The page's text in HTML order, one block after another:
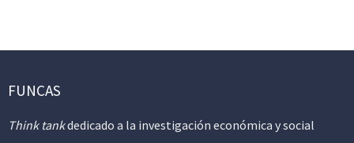
FUNCAS
Think tankdedicado a la investigación económica y social